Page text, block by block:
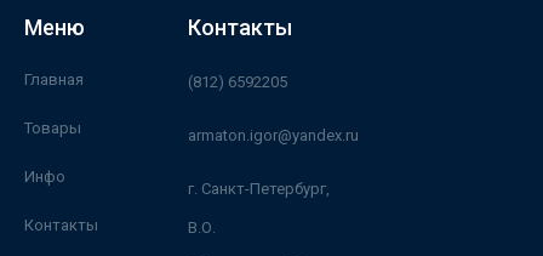
Меню
Главная
Товары
Инфо
Контакты
Контакты
(812) 6592205
armaton.igor@yandex.ru
г. Санкт-Петербург,
В.О.